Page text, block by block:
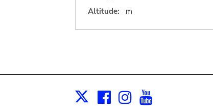
Altitude:
m
X Facebook
Instagram